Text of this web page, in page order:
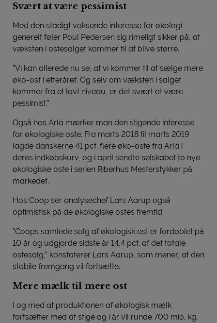
Svært at være pessimist
Med den stadigt voksende interesse for økologi
generelt føler Poul Pedersen sig rimeligt sikker på, at
væksten i ostesalget kommer til at blive større.
”Vi kan allerede nu se, at vi kommer til at sælge mere
øko-ost i efteråret. Og selv om væksten i salget
kommer fra et lavt niveau, er det svært at være
pessimist.”
Også hos Arla mærker man den stigende interesse
for økologiske oste. Fra marts 2018 til marts 2019
lagde danskerne 41 pct. flere øko-oste fra Arla i
deres indkøbskurv, og i april sendte selskabet to nye
økologiske oste i serien Riberhus Mesterstykker på
markedet.
Hos Coop ser analysechef Lars Aarup også
optimistisk på de økologiske ostes fremtid.
”Coops samlede salg af økologisk ost er fordoblet på
10 år og udgjorde sidste år 14,4 pct. af det totale
ostesalg,” konstaterer Lars Aarup, som mener, at den
stabile fremgang vil fortsætte.
Mere mælk til mere ost
I og med at produktionen af økologisk mælk
fortsætter med at stige og i år vil runde 700 mio. kg,